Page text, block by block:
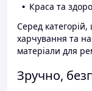
Краса та
Серед
харчування та
матеріали для
Зручно,